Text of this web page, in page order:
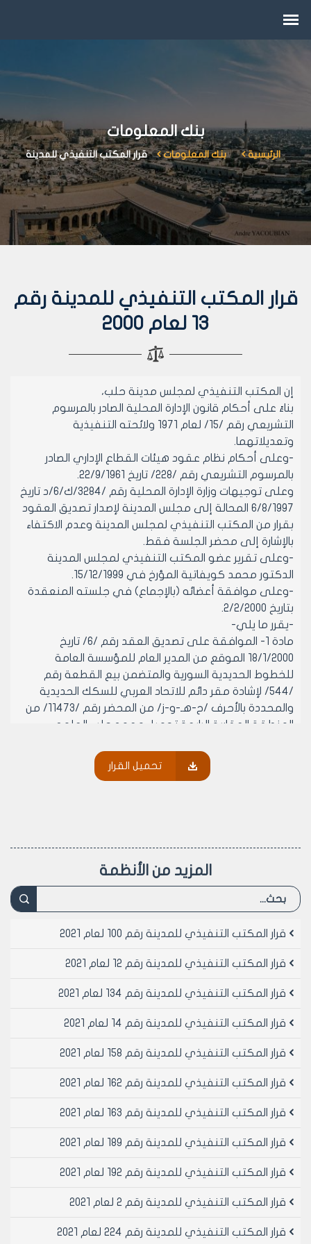
بنك المعلومات
الرئيسية بنك المعلومات قرار المكتب التنفيذي للمدينة
قرار المكتب التنفيذي للمدينة رقم
13 لعام 2000
إن المكتب التنفيذي لمجلس مدينة حلب،
بناءً على أحكام قانون الإدارة المحلية الصادر بالمرسوم
التشريعي رقم /15/ لعام 1971 ولائحته التنفيذية
وتعديلاتهما.
-وعلى أحكام نظام عقود هيئات القطاع الإداري الصادر
بالمرسوم التشريعي رقم /228/ تاريخ 22/9/1961.
وعلى توجيهات وزارة الإدارة المحلية رقم /3284/ك/6/د تاريخ
6/8/1997 المحالة إلى مجلس المدينة لإصدار تصديق العقود
بقرار من المكتب التنفيذي لمجلس المدينة وعدم الاكتفاء
بالإشارة إلى محضر الجلسة فقط.
-وعلى تقرير عضو المكتب التنفيذي لمجلس المدينة
الدكتور محمد كويفاتية المؤرخ في 15/12/1999.
-وعلى موافقة أعضائه (بالإجماع) في جلسته المنعقدة
بتاريخ 2/2/2000.
-يقرر ما يلي-
مادة 1- الموافقة على تصديق العقد رقم /6/ تاريخ
18/1/2000 الموقع من المدير العام للمؤسسة العامة
للخطوط الحديدية السورية والمتضمن بيع القطعة رقم
/544/ لإشادة مقر دائم للاتحاد العربي للسكك الحديدية
والمحددة بالأحرف /ح-هـ-و-ز/ من المحضر رقم /11473/ من
المنطقة العقارية الرابعة تجميل معهد حلب العلمي
فقط أربعة ملايين وتسعمائة وخمسون ألف ليرة سورية لا
مقداره /51000/ل.س إحدى وخمسون ألف ليرة سورية سنوياً
وخمسون ألف ليرة سورية لا غير.
الموقع مع السيد تركي العثمان والمتضمن تنفيذ مشروع
ليرة سورية لا غير.
الموقع مع السيد عبد الكريم العسكر بن جمعة والمتضمن
الصناعية للمخصصين بمهنة كهرباء سيارات والبالغة مساحتها
ل.س وإجمالي قيمة العقد /50000/ل.س خمسون ألف ليرة
سورية لا غير.
الموقع مع السيد محمد محمد علي بن جمعان والمتضمن
الصناعية للمخصصين بمهنة ميكانيك سيارات والبالغة
الواحد /1000/ل.س وإجمالي قيمة العقد /50000/ ل.س
تحميل القرار
المزيد من الأنظمة
قرار المكتب التنفيذي للمدينة رقم 100 لعام 2021
قرار المكتب التنفيذي للمدينة رقم 12 لعام 2021
قرار المكتب التنفيذي للمدينة رقم 134 لعام 2021
قرار المكتب التنفيذي للمدينة رقم 14 لعام 2021
قرار المكتب التنفيذي للمدينة رقم 158 لعام 2021
قرار المكتب التنفيذي للمدينة رقم 162 لعام 2021
قرار المكتب التنفيذي للمدينة رقم 163 لعام 2021
قرار المكتب التنفيذي للمدينة رقم 189 لعام 2021
قرار المكتب التنفيذي للمدينة رقم 192 لعام 2021
قرار المكتب التنفيذي للمدينة رقم 2 لعام 2021
قرار المكتب التنفيذي للمدينة رقم 224 لعام 2021